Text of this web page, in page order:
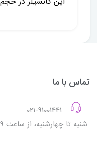
تماس با ما
شنبه تا چهارشنبه، از ساعت 9 الی17